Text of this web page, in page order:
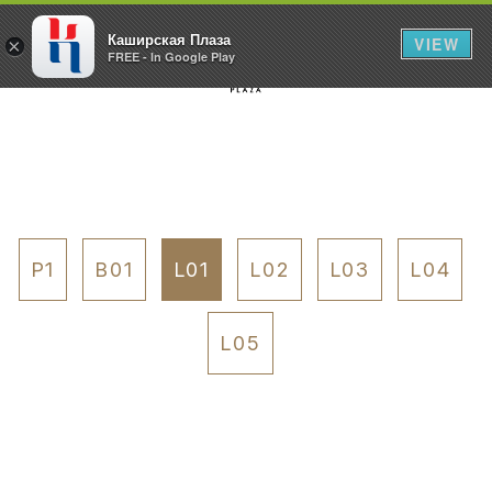
P1 B01 L01 L02 L03 L04
L05
× Каширская Плаза
FREE - In Google Play
VIEW